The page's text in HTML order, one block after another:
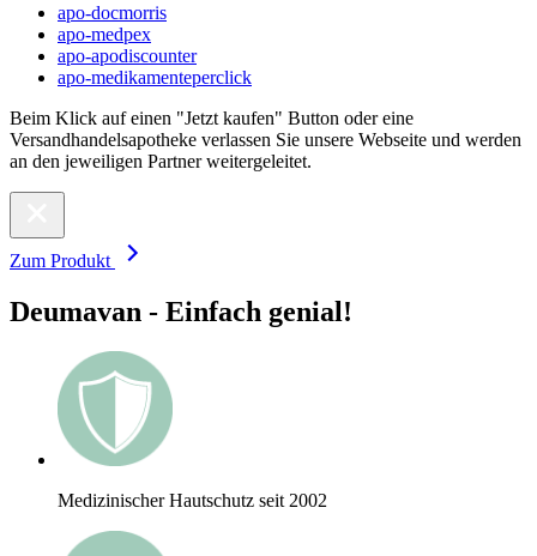
apo-docmorris
apo-medpex
apo-apodiscounter
apo-medikamenteperclick
Beim Klick auf einen "Jetzt kaufen" Button oder eine
Versandhandelsapotheke verlassen Sie unsere Webseite und werden
an den jeweiligen Partner weitergeleitet.
Zum Produkt
Deumavan - Einfach genial!
Medizinischer Hautschutz seit 2002